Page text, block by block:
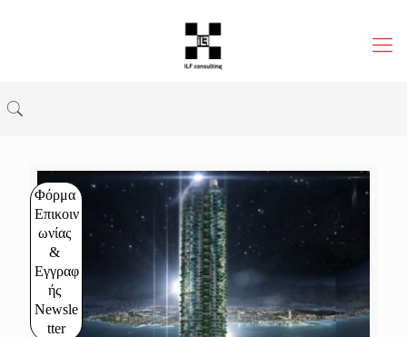
Φόρμα
Επικοιν
ωνίας
&
Εγγραφ
ής
Newsle
tter